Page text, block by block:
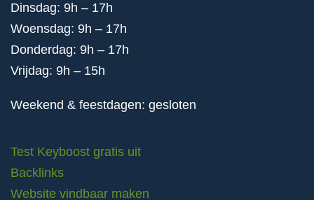
Dinsdag: 9h – 17h
Woensdag: 9h – 17h
Donderdag: 9h – 17h
Vrijdag: 9h – 15h
Weekend & feestdagen: gesloten
Test Keyboost gratis uit
Backlinks
Website vindbaar maken